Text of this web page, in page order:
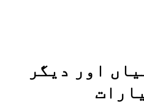
اور دیگر